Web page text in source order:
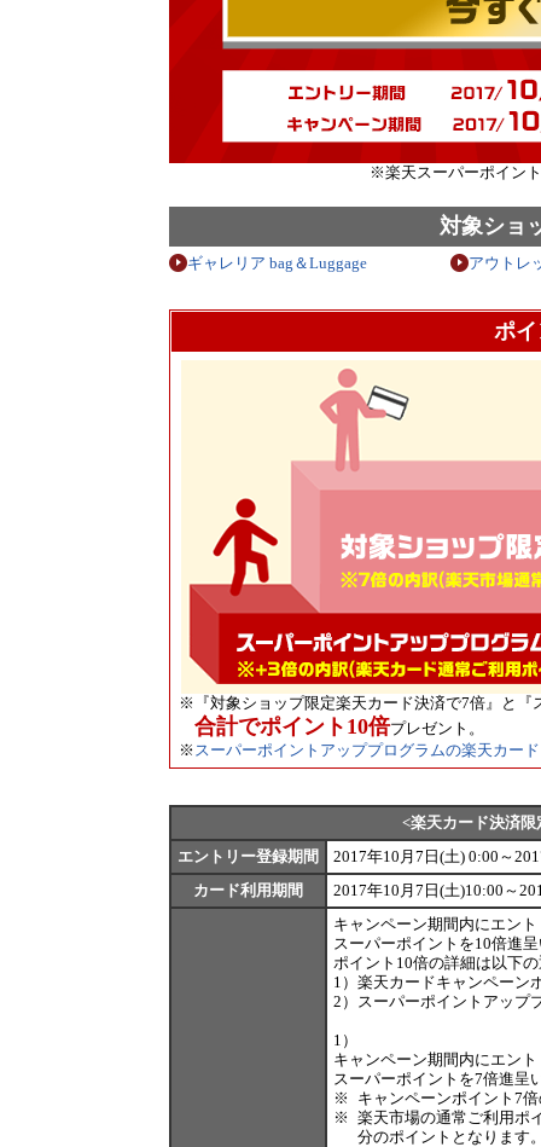
※楽天スーパーポイン
対象ショ
ギャレリア bag＆Luggage アウトレ
ポ
※ 『対象ショップ限定楽天カード決済で7倍』と
合計でポイント10倍プレゼント。
※ スーパーポイントアッププログラムの楽天カー
<楽天カード決済
エントリー登録期間
2017年10月7日(土) 0:00～
カード利用期間
2017年10月7日(土)10:00～
キャンペーン期間内にエン
スーパーポイントを10倍進
ポイント10倍の詳細は以下
1） 楽天カードキャンペーン
2）
スーパーポイントアップ
1）
キャンペーン期間内にエン
スーパーポイントを7倍進呈
※
キャンペーンポイント7
※ 楽天市場の通常ご利用ポ
分のポイントとなります